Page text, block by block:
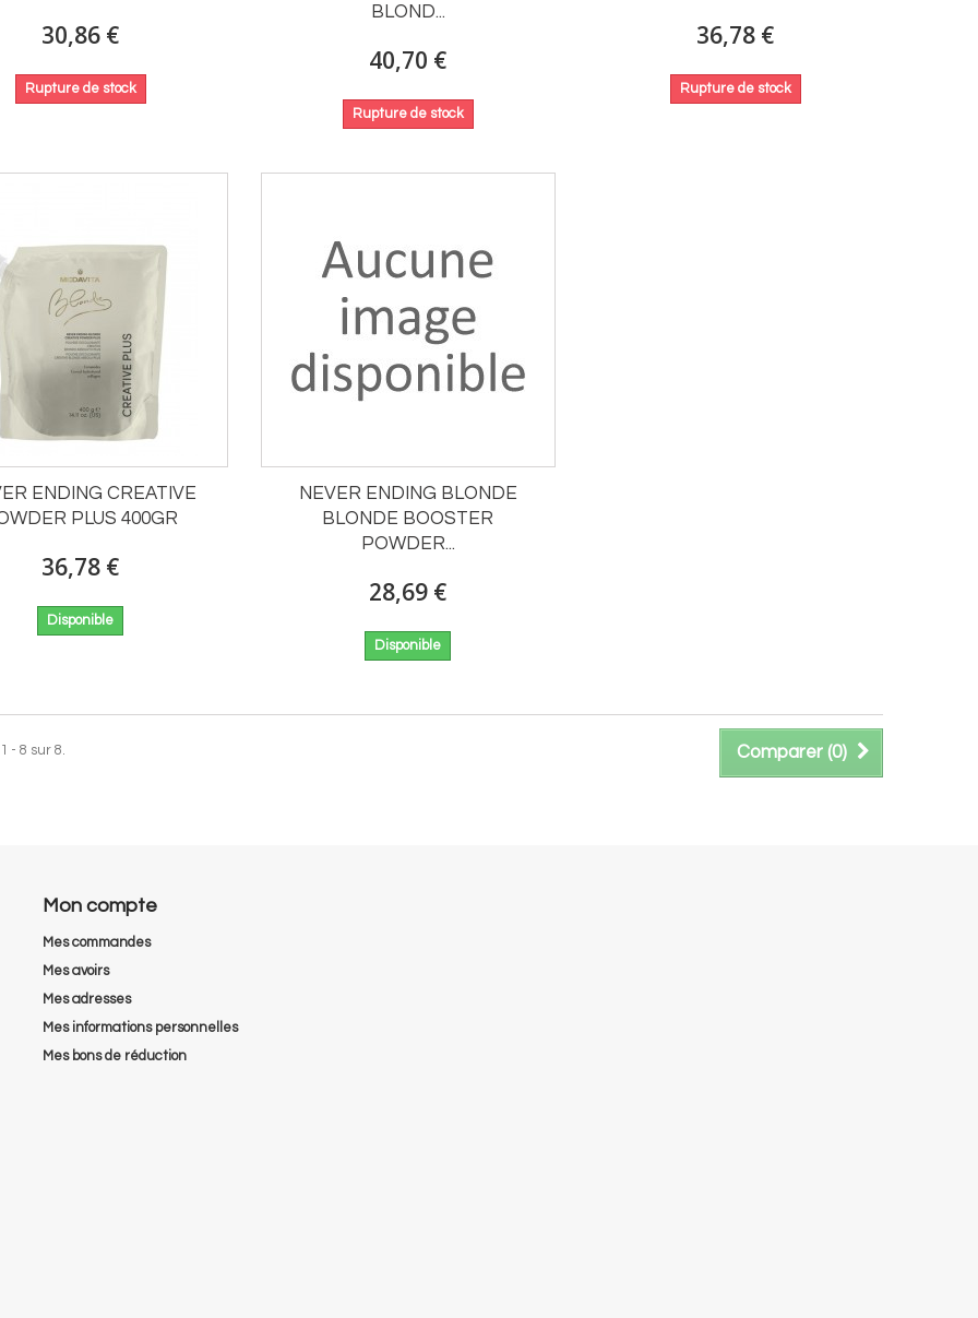
30,86 €
Rupture de stock
BLOND...
40,70 €
Rupture de stock
36,78 €
Rupture de stock
ENDING CREATIVE
PLUS 400GR
36,78 €
Disponible
NEVER ENDING BLONDE
BLONDE BOOSTER
POWDER...
28,69 €
Disponible
Comparer (0)
- 8 sur 8.
Mon compte
Mes commandes
Mes avoirs
Mes adresses
Mes informations personnelles
Mes bons de réduction